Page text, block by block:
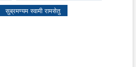
सुब्रमण्यम स्वामी रामसेतु